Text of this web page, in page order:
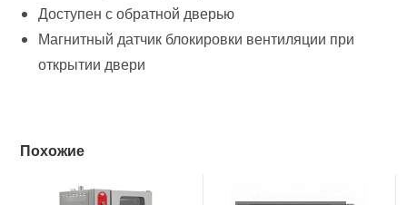
Доступен с обратной дверью
Магнитный датчик блокировки вентиляции при
открытии двери
Похожие